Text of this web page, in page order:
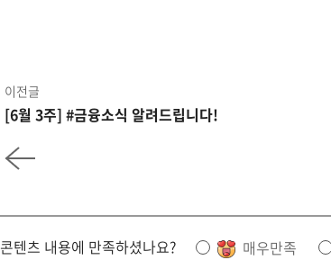
이전글
[6월 3주] #금융소식 알려드립니다!
콘텐츠 내용에 만족하셨나요? 매우만족